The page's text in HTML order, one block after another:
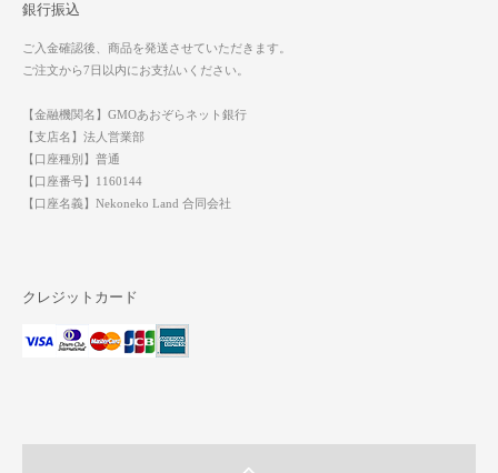
銀行振込
ご入金確認後、商品を発送させていただきます。
ご注文から7日以内にお支払いください。
【金融機関名】GMOあおぞらネット銀行
【支店名】法人営業部
【口座種別】普通
【口座番号】1160144
【口座名義】Nekoneko Land 合同会社
クレジットカード